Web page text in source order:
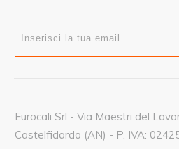
Eurocali Srl - Via Maestri del
Castelfidardo (AN) - P. IVA: